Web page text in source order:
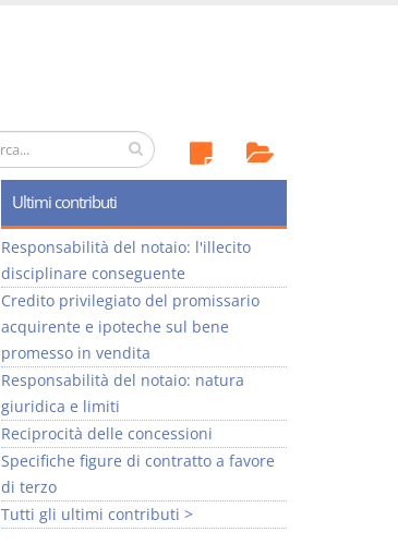
Ultimi contributi
Responsabilità del notaio: l'illecito
disciplinare conseguente
Credito privilegiato del promissario
acquirente e ipoteche sul bene
promesso in vendita
Responsabilità del notaio: natura
giuridica e limiti
Reciprocità delle concessioni
Specifiche figure di contratto a favore
di terzo
Tutti gli ultimi contributi >